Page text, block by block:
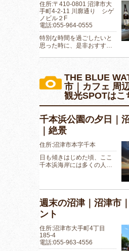
住所:〒410-0801 沼津市大
手町4-2-11 川廓通り シゲ
ノビル２F
電話:055-964-0555
特別な時間を過ごしたいと
思った時に、是非おすす…
THE BLUE
市｜カフェ 周
観光SPOTはこ
千本浜公園の夕日｜
｜絶景
住所:沼津市本字千本
日も傾きはじめた頃、ここ
千本浜海岸には多くの人…
週末の沼津｜沼津市
ント
住所:沼津市大手町4丁目
185-4
電話:055-963-4556